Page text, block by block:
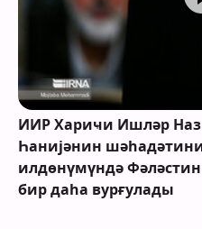
ИИР Хариҹи Ишләр
Һанијәнин
илдөнүмүндә
бир даһа вурғулады